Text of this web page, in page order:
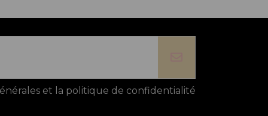
et la politique de confidentialité